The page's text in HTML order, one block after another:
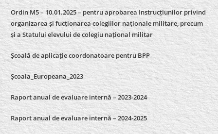
Ordin M5 – 10.01.2025 – pentru aprobarea Instrucțiunilor privind
organizarea și fucționarea colegiilor naționale militare, precum
și a Statului elevului de colegiu național militar
Școală de aplicație coordonatoare pentru BPP
Școala_Europeana_2023
Raport anual de evaluare internă – 2023-2024
Raport anual de evaluare internă –2024-2025